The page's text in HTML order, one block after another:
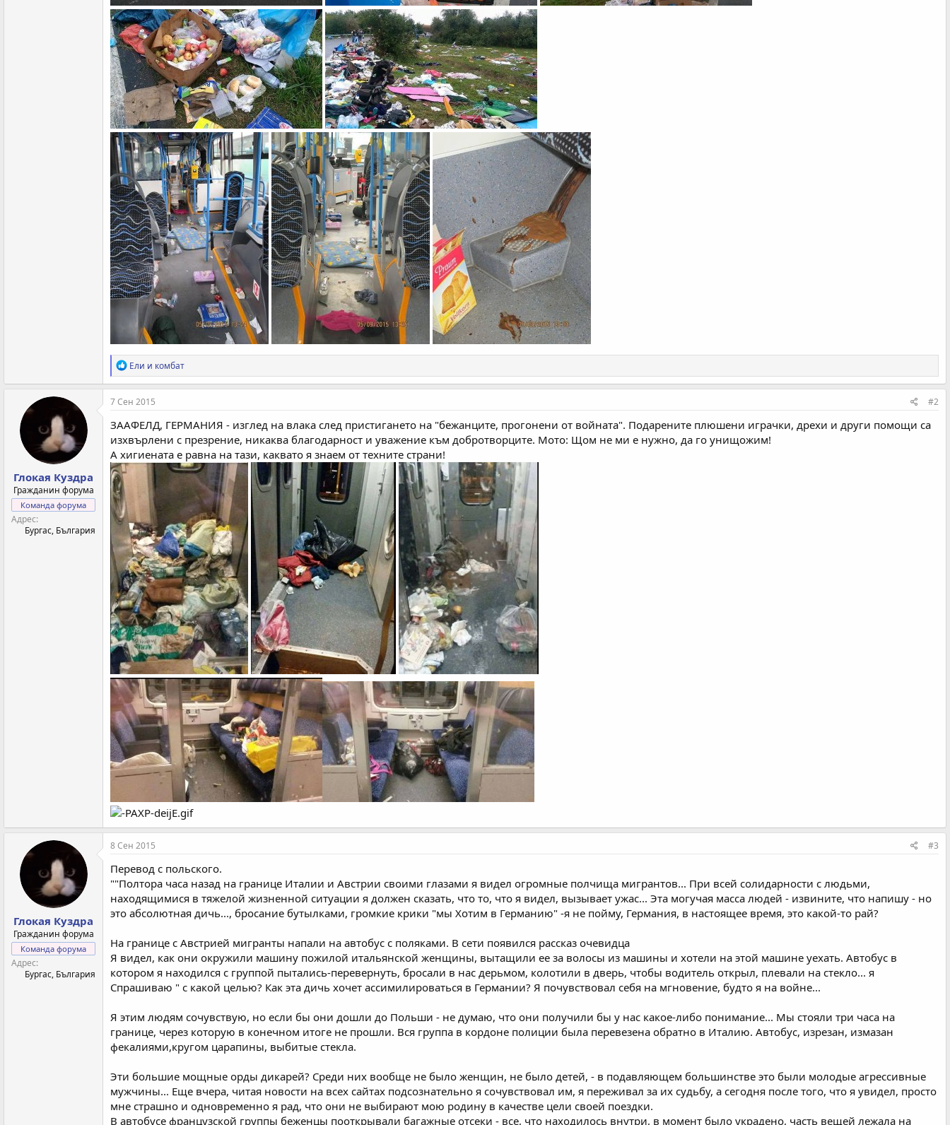
Р
е
а
к
и
и
:
Ели и комбат
Глокая Куздра
Гражданин форума
Команда форума
Адрес
Бургас, България
7 Сен 2015 #2
ЗAAФЕЛД, ГЕРМАНИЯ - изглед на влака след пристигането на "бежанците, прогонени от войната". Подарените плюшени играчки, дрехи и други помощи са
изхвърлени с презрение, никаква благодарност и уважение към добротворците. Мото: Щом не ми е нужно, да го унищожим!
А хигиената е равна на тази, каквато я знаем от техните страни!
Глокая Куздра
Гражданин форума
Команда форума
Адрес
Бургас, България
8 Сен 2015 #3
Перевод с польского.
""Полтора часа назад на границе Италии и Австрии своими глазами я видел огромные полчища мигрантов... При всей солидарности с людьми,
находящимися в тяжелой жизненной ситуации я должен сказать, что то, что я видел, вызывает ужас... Эта могучая масса людей - извините, что напишу - но
это абсолютная дичь..., бросание бутылками, громкие крики "мы Хотим в Германию" -я не пойму, Германия, в настоящее время, это какой-то рай?
На границе с Австрией мигранты напали на автобус с поляками. В сети появился рассказ очевидца
Я видел, как они окружили машину пожилой итальянской женщины, вытащили ее за волосы из машины и хотели на этой машине уехать. Автобус в
котором я находился с группой пытались-перевернуть, бросали в нас дерьмом, колотили в дверь, чтобы водитель открыл, плевали на стекло... я
Спрашиваю " с какой целью? Как эта дичь хочет ассимилироваться в Германии? Я почувствовал себя на мгновение, будто я на войне...
Я этим людям сочувствую, но если бы они дошли до Польши - не думаю, что они получили бы у нас какое-либо понимание... Мы стояли три часа на
границе, через которую в конечном итоге не прошли. Вся группа в кордоне полиции была перевезена обратно в Италию. Автобус, изрезан, измазан
фекалиями,кругом царапины, выбитые стекла.
Эти большие мощные орды дикарей? Среди них вообще не было женщин, не было детей, - в подавляющем большинстве это были молодые агрессивные
мужчины... Еще вчера, читая новости на всех сайтах подсознательно я сочувствовал им, я переживал за их судьбу, а сегодня после того, что я увидел, просто
мне страшно и одновременно я рад, что они не выбирают мою родину в качестве цели своей поездки.
В автобусе французской группы беженцы пооткрывали багажные отсеки - все, что находилось внутри, в момент было украдено, часть вещей лежала на